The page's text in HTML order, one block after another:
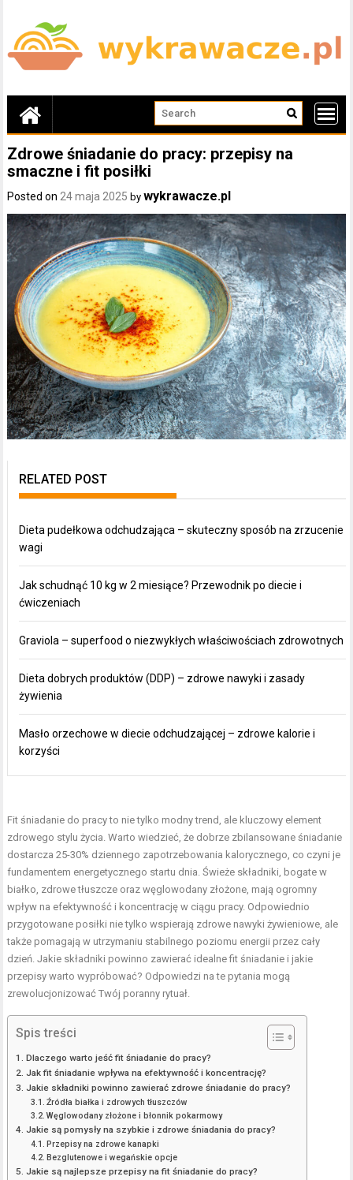
content
Zdrowe śniadanie do pracy: przepisy na
smaczne i fit posiłki
Posted on 24 maja 2025 bywykrawacze.pl
RELATED POST
Dieta pudełkowa odchudzająca – skuteczny sposób na zrzucenie
wagi
Jak schudnąć 10 kg w 2 miesiące? Przewodnik po diecie i
ćwiczeniach
Graviola – superfood o niezwykłych właściwościach zdrowotnych
Dieta dobrych produktów (DDP) – zdrowe nawyki i zasady
żywienia
Masło orzechowe w diecie odchudzającej – zdrowe kalorie i
korzyści
Fit śniadanie do pracy to nie tylko modny trend, ale kluczowy element
zdrowego stylu życia. Warto wiedzieć, że dobrze zbilansowane śniadanie
dostarcza 25-30% dziennego zapotrzebowania kalorycznego, co czyni je
fundamentem energetycznego startu dnia. Świeże składniki, bogate w
białko, zdrowe tłuszcze oraz węglowodany złożone, mają ogromny
wpływ na efektywność i koncentrację w ciągu pracy. Odpowiednio
przygotowane posiłki nie tylko wspierają zdrowe nawyki żywieniowe, ale
także pomagają w utrzymaniu stabilnego poziomu energii przez cały
dzień. Jakie składniki powinno zawierać idealne fit śniadanie i jakie
przepisy warto wypróbować? Odpowiedzi na te pytania mogą
zrewolucjonizować Twój poranny rytuał.
Spis treści
Dlaczego warto jeść fit śniadanie do pracy?
Jak fit śniadanie wpływa na efektywność i koncentrację?
Jakie składniki powinno zawierać zdrowe śniadanie do pracy?
Źródła białka i zdrowych tłuszczów
Węglowodany złożone i błonnik pokarmowy
Jakie są pomysły na szybkie i zdrowe śniadania do pracy?
Przepisy na zdrowe kanapki
Bezglutenowe i wegańskie opcje
Jakie są najlepsze przepisy na fit śniadanie do pracy?